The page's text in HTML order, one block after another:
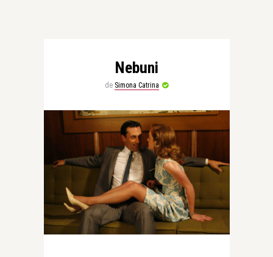
Nebuni
de Simona Catrina